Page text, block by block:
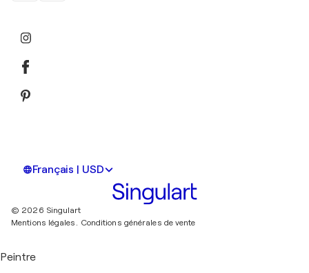
Français | USD
© 2026 Singulart
Mentions légales.
Conditions générales de vente
Peintre